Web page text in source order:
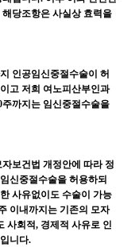
당조항은 사실상 효력을
인공임신중절수술이 허
고 저희 여노피산부인과
까지는 임신중절수술을
보건법 개정안에 따라 정
신중절수술을 허용하되
사유없이도 수술이 가능
이내까지는 기존의 모자
사회적, 경제적 사유로 인
니다.